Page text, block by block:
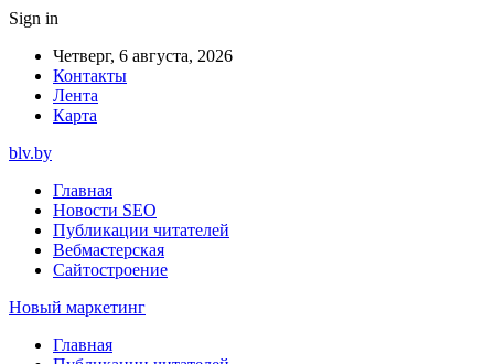
Sign in
Четверг, 6 августа, 2026
Контакты
Лента
Карта
blv.by
Главная
Новости SEO
Публикации читателей
Вебмастерская
Сайтостроение
Новый маркетинг
Главная